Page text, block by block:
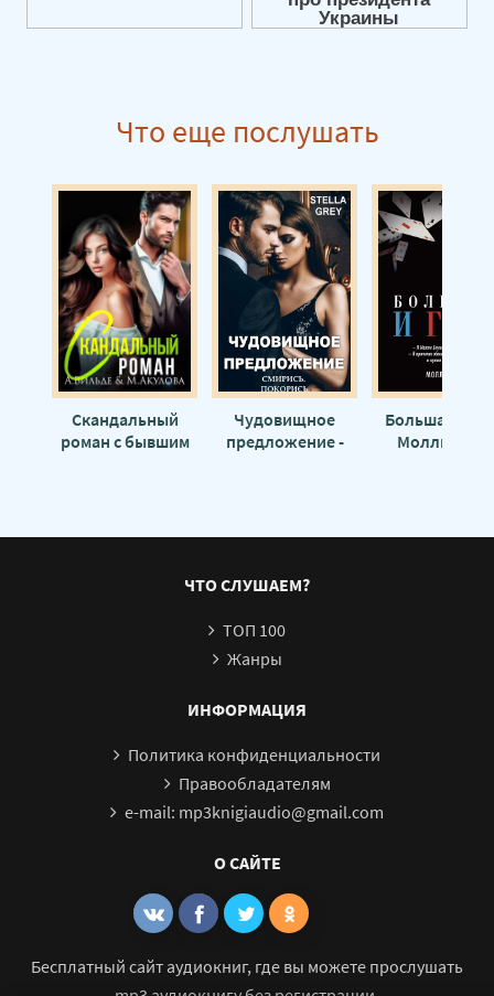
Что еще послушать
Скандальный
роман с бывшим
Чудовищное
предложение -
Большая
Молли Блум
ЧТО СЛУШАЕМ?
ТОП 100
Жанры
ИНФОРМАЦИЯ
Политика конфиденциальности
Правообладателям
e-mail: mp3knigiaudio@gmail.com
О САЙТЕ
Бесплатный сайт аудиокниг, где вы можете прослушать